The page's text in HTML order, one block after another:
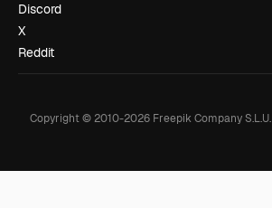
Discord
X
Reddit
Copyright © 2010-2026Freepik Company S.L.U.